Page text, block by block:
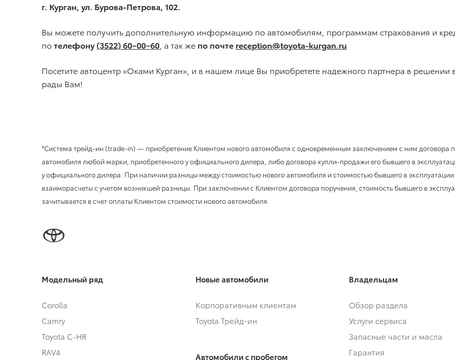
г. Курган, ул. Бурова-Петрова, 102.
Вы можете получить дополнительную информацию по автомобилям, программам страхования и
потелефону(3522) 60−00−60 , а так же по почте reception@toyota-kurgan.ru
Посетите автоцентр «Оками Курган», и в нашем лице Вы приобретете надежного партнера в
рады Вам!
*Система трейд-ин (trade-in) — приобретение Клиентом нового автомобиля с одновременным заключением с ним договора
автомобиля любой марки, приобретенного у официального дилера, либо договора купли-продажи его бывшего в
у официального дилера. При наличии разницы между стоимостью нового автомобиля и стоимостью бывшего в
взаиморасчеты с учетом возникшей разницы. При заключении с Клиентом договора поручения, стоимость бывшего в
зачитывается в счет оплаты Клиентом стоимости нового автомобиля.
Модельный ряд
Corolla
Camry
Toyota C-HR
RAV4
Новые автомобили
Корпоративным клиентам
Toyota Трейд-ин
Автомобили с пробегом
Владельцам
Обзор раздела
Услуги сервиса
Запасные части и масла
Гарантия